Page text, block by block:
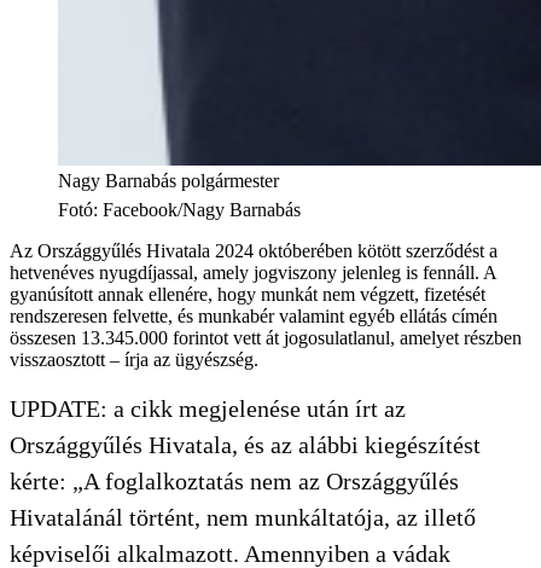
Nagy Barnabás polgármester
Fotó: Facebook/Nagy Barnabás
Az Országgyűlés Hivatala 2024 októberében kötött szerződést a
hetvenéves nyugdíjassal, amely jogviszony jelenleg is fennáll. A
gyanúsított annak ellenére, hogy munkát nem végzett, fizetését
rendszeresen felvette, és munkabér valamint egyéb ellátás címén
összesen 13.345.000 forintot vett át jogosulatlanul, amelyet részben
visszaosztott – írja az ügyészség.
UPDATE: a cikk megjelenése után írt az
Országgyűlés Hivatala, és az alábbi kiegészítést
kérte: „A foglalkoztatás nem az Országgyűlés
Hivatalánál történt, nem munkáltatója, az illető
képviselői alkalmazott. Amennyiben a vádak